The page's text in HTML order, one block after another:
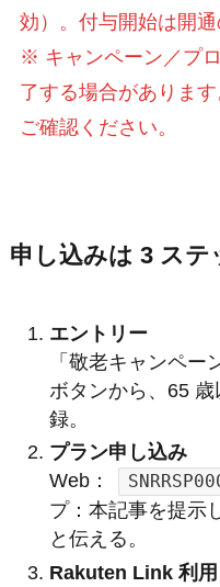
効）。付与開始は開通
※ キャンペーン／プ
了する場合がありま
ご確認ください。
申し込みは 3 ステ
エントリー
「敬老キャンペー
ボタンから、65
録。
プラン申し込み
Web：
プ：本記事を提示
と伝える。
Rakuten Link 利用